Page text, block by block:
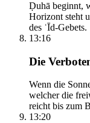
Ḍuhā beginnt,
Horizont steht
des ʿĪd-Gebets.
13:16
Die
Wenn die
welcher die
reicht bis zum
13:20